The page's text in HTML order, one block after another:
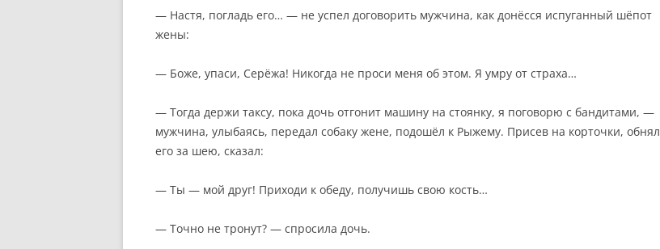
— Настя, погладь его… — не успел договорить мужчина, как донёсся испуганный шёпот
жены:
— Боже, упаси, Серёжа! Никогда не проси меня об этом. Я умру от страха…
— Тогда держи таксу, пока дочь отгонит машину на стоянку, я поговорю с бандитами, —
мужчина, улыбаясь, передал собаку жене, подошёл к Рыжему. Присев на корточки, обнял
его за шею, сказал:
— Ты — мой друг! Приходи к обеду, получишь свою кость…
— Точно не тронут? — спросила дочь.